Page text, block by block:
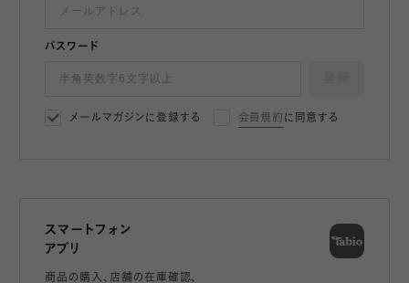
パスワード
メールマガジンに登録する 会員規約 に同意する
スマートフォン
アプリ
商品の購入、店舗の在庫確認、